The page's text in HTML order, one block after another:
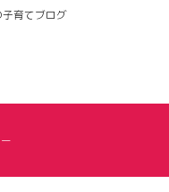
育てブログ